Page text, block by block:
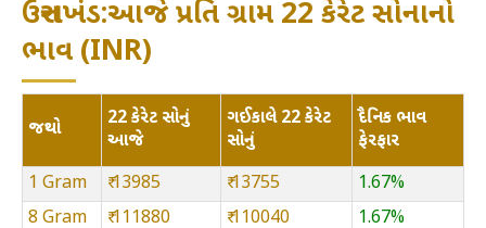
ઉત્તરાખંડ:આજે પ્રતિ ગ્રામ 22 કેરેટ સોનાનો
ભાવ (INR)
જથ્થો
22 કેરેટ સોનું
આજે
ગઈકાલે 22 કેરેટ
સોનું
દૈનિક ભાવ
ફેરફાર
1 Gram
₹ 13985 ₹ 13755
1.67%
8 Gram
₹ 111880 ₹ 110040
1.67%